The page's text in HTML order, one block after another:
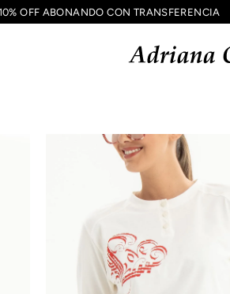
10% OFF ABONANDO CON TRANSFERENCIA